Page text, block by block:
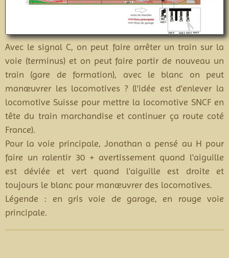
Avec le signal C, on peut faire arrêter un train sur la
voie (terminus) et on peut faire partir de nouveau un
train (gare de formation), avec le blanc on peut
manœuvrer les locomotives ? (l'idée est d'enlever la
locomotive Suisse pour mettre la locomotive SNCF en
tête du train marchandise et continuer ça route coté
France).
Pour la voie principale, Jonathan a pensé au H pour
faire un ralentir 30 + avertissement quand l'aiguille
est déviée et vert quand l'aiguille est droite et
toujours le blanc pour manœuvrer des locomotives.
Légende : en gris voie de garage, en rouge voie
principale.